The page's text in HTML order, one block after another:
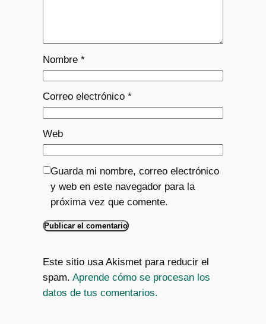
Nombre *
Correo electrónico *
Web
Guarda mi nombre, correo electrónico
y web en este navegador para la
próxima vez que comente.
Este sitio usa Akismet para reducir el
spam. Aprende cómo se procesan los
datos de tus comentarios.